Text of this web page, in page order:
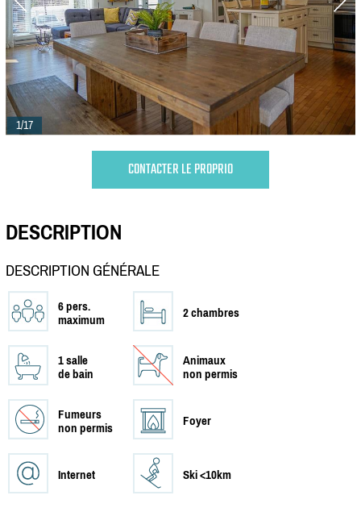
1/17
CONTACTER LE PROPRIO
DESCRIPTION
DESCRIPTION GÉNÉRALE
6 pers.
maximum
2 chambres
1 salle
de bain
Animaux
non permis
Fumeurs
non permis
Foyer
Internet Ski <10km